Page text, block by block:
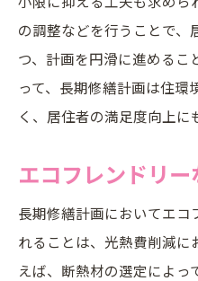
の調整などを行うことで、
つ、計画を円滑に進めるこ
って、長期修繕計画は住環
く、居住者の満足度向上に
エコフレンドリ
長期修繕計画においてエコ
れることは、光熱費削減に
えば、断熱材の選定によっ